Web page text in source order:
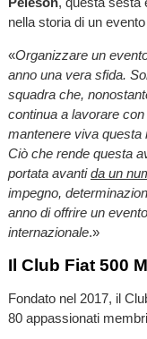
nella storia di un
«Organizzare un
anno una vera sfida.
squadra che,
continua a lavorare
mantenere viva questa
Ciò che rende questa
portata avantida un
impegno,
anno di offrire un
internazionale.»
Il Club Fiat 500
Fondato nel 2017, il
80 appassionati